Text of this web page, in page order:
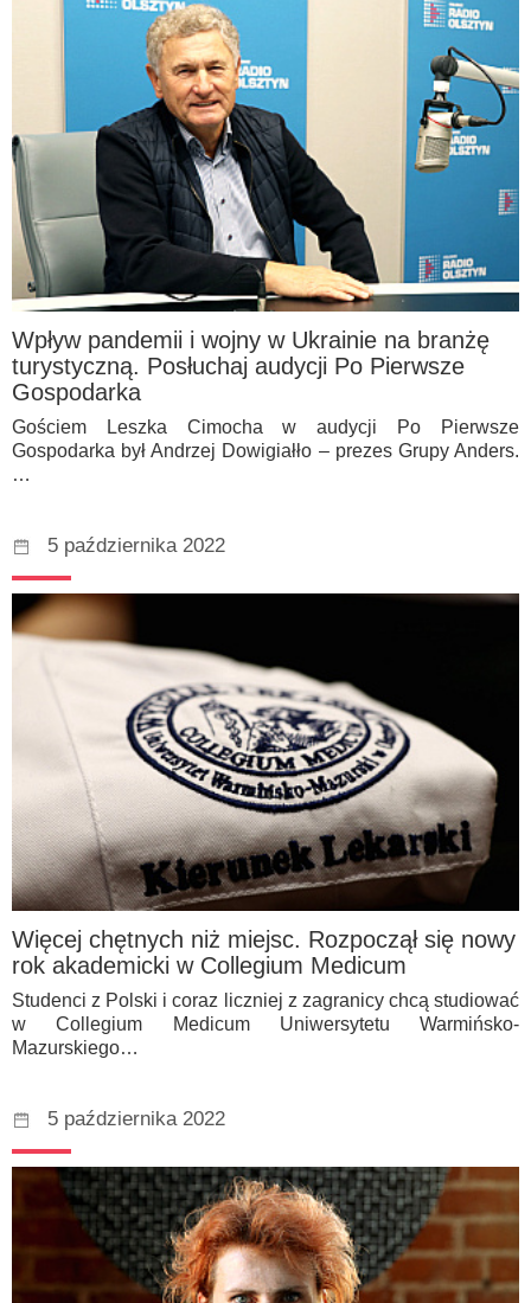
Wpływ pandemii i wojny w Ukrainie na branżę
turystyczną. Posłuchaj audycji Po Pierwsze
Gospodarka
Gościem Leszka Cimocha w audycji Po Pierwsze
Gospodarka był Andrzej Dowigiałło – prezes Grupy Anders.
…
5 października 2022
Więcej chętnych niż miejsc. Rozpoczął się nowy
rok akademicki w Collegium Medicum
Studenci z Polski i coraz liczniej z zagranicy chcą studiować
w Collegium Medicum Uniwersytetu Warmińsko-
Mazurskiego…
5 października 2022